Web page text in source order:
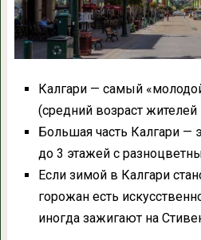
Калгари — самый
(средний возраст жителей
Большая часть Калгари —
до 3 этажей с
Если зимой в Калгари
горожан есть
иногда зажигают на